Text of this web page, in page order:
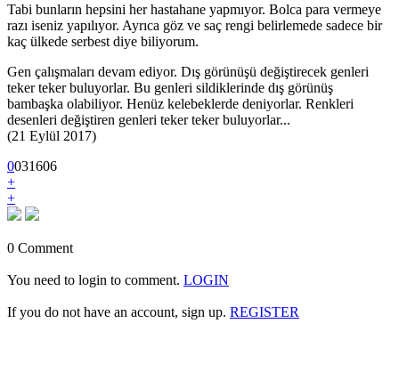
Tabi bunların hepsini her hastahane yapmıyor. Bolca para vermeye
razı iseniz yapılıyor. Ayrıca göz ve saç rengi belirlemede sadece bir
kaç ülkede serbest diye biliyorum.
Gen çalışmaları devam ediyor. Dış görünüşü değiştirecek genleri
teker teker buluyorlar. Bu genleri sildiklerinde dış görünüş
bambaşka olabiliyor. Henüz kelebeklerde deniyorlar. Renkleri
desenleri değiştiren genleri teker teker buluyorlar...
(21 Eylül 2017)
0031606
+
+
0 Comment
You need to login to comment. LOGIN
If you do not have an account, sign up. REGISTER